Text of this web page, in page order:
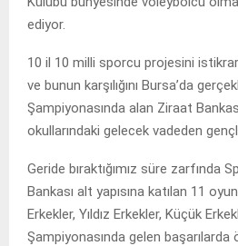
ediyor.
10 il 10 milli sporcu projesini
ve bunun karşılığını Bursa’da
Şampiyonasında alan Ziraat
okullarındaki gelecek vadeden
Geride bıraktığımız süre zarfında
Bankası alt yapısına katılan 11
Erkekler, Yıldız Erkekler, Küçük
Şampiyonasında gelen başarılarda